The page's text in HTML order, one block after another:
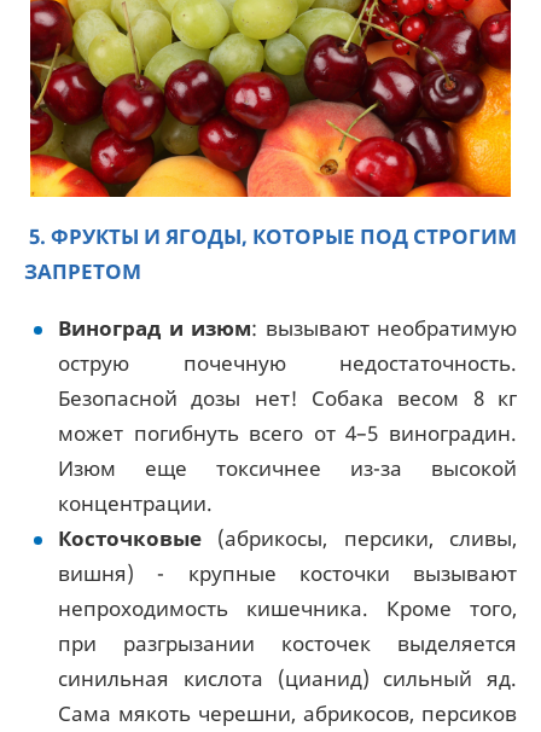
5. ФРУКТЫ И ЯГОДЫ, КОТОРЫЕ ПОД СТРОГИМ
ЗАПРЕТОМ
Виноград и изюм: вызывают необратимую
острую почечную недостаточность.
Безопасной дозы нет! Собака весом 8 кг
может погибнуть всего от 4–5 виноградин.
Изюм еще токсичнее из-за высокой
концентрации.
Косточковые (абрикосы, персики, сливы,
вишня) - крупные косточки вызывают
непроходимость кишечника. Кроме того,
при разгрызании косточек выделяется
синильная кислота (цианид) сильный яд.
Сама мякоть черешни, абрикосов, персиков